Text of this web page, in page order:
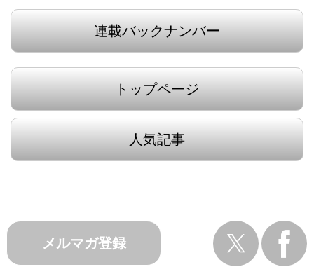
ツイート
連載バックナンバー
トップページ